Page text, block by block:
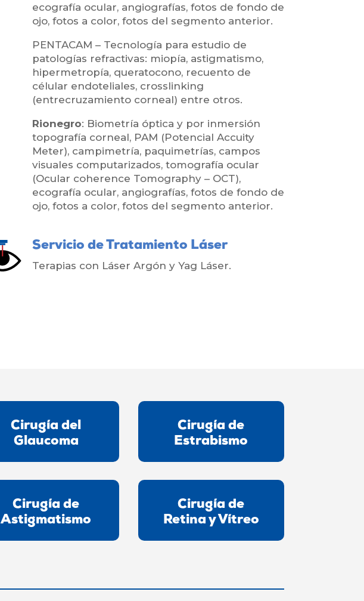
ecografía ocular, angiografías, fotos de fondo de
ojo, fotos a color, fotos del segmento anterior.
PENTACAM – Tecnología para estudio de
patologías refractivas: miopía, astigmatismo,
hipermetropía, queratocono, recuento de
célular endoteliales, crosslinking
(entrecruzamiento corneal) entre otros.
Rionegro: Biometría óptica y por inmersión
topografía corneal, PAM (Potencial Accuity
Meter), campimetría, paquimetrías, campos
visuales computarizados, tomografía ocular
(Ocular coherence Tomography – OCT),
ecografía ocular, angiografías, fotos de fondo de
ojo, fotos a color, fotos del segmento anterior.
Servicio de Tratamiento Láser
Terapias con Láser Argón y Yag Láser.
Cirugía del
Glaucoma
Cirugía de
Astigmatismo
Cirugía de
Estrabismo
Cirugía de
Retina y Vítreo